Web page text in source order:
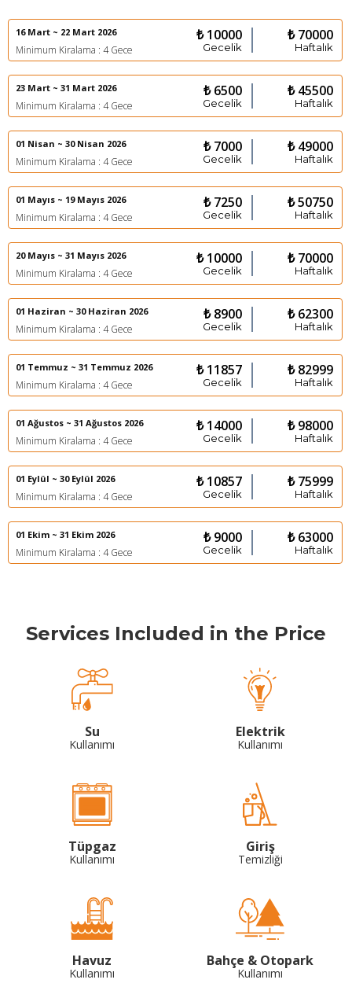
16 Mart ~ 22 Mart 2026
Minimum Kiralama : 4 Gece
₺ 10000
Gecelik
₺ 70000
Haftalık
23 Mart ~ 31 Mart 2026
Minimum Kiralama : 4 Gece
₺ 6500
Gecelik
₺ 45500
Haftalık
01 Nisan ~ 30 Nisan 2026
Minimum Kiralama : 4 Gece
₺ 7000
Gecelik
₺ 49000
Haftalık
01 Mayıs ~ 19 Mayıs 2026
Minimum Kiralama : 4 Gece
₺ 7250
Gecelik
₺ 50750
Haftalık
20 Mayıs ~ 31 Mayıs 2026
Minimum Kiralama : 4 Gece
₺ 10000
Gecelik
₺ 70000
Haftalık
01 Haziran ~ 30 Haziran 2026
Minimum Kiralama : 4 Gece
₺ 8900
Gecelik
₺ 62300
Haftalık
01 Temmuz ~ 31 Temmuz 2026
Minimum Kiralama : 4 Gece
₺ 11857
Gecelik
₺ 82999
Haftalık
01 Ağustos ~ 31 Ağustos 2026
Minimum Kiralama : 4 Gece
₺ 14000
Gecelik
₺ 98000
Haftalık
01 Eylül ~ 30 Eylül 2026
Minimum Kiralama : 4 Gece
₺ 10857
Gecelik
₺ 75999
Haftalık
01 Ekim ~ 31 Ekim 2026
Minimum Kiralama : 4 Gece
₺ 9000
Gecelik
₺ 63000
Haftalık
Services Included in the Price
Su
Kullanımı
Elektrik
Kullanımı
Tüpgaz
Kullanımı
Giriş
Temizliği
Havuz
Kullanımı
Bahçe & Otopark
Kullanımı